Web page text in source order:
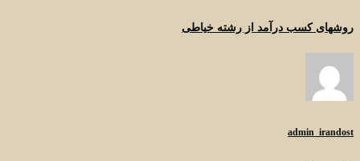
روشهای کسب درآمد از رشته خیاطی
admin_irandost